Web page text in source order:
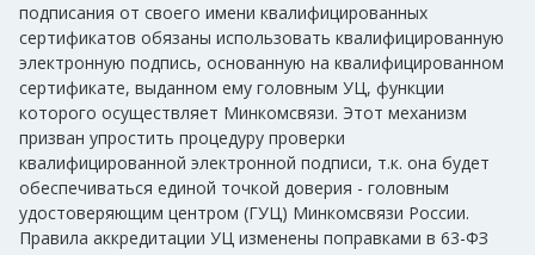
подписания от своего имени квалифицированных
сертификатов обязаны использовать квалифицированную
электронную подпись, основанную на квалифицированном
сертификате, выданном ему головным УЦ, функции
которого осуществляет Минкомсвязи. Этот механизм
призван упростить процедуру проверки
квалифицированной электронной подписи, т.к. она будет
обеспечиваться единой точкой доверия - головным
удостоверяющим центром (ГУЦ) Минкомсвязи России.
Правила аккредитации УЦ изменены поправками в 63-ФЗ